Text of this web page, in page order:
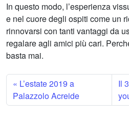
In questo modo, l’esperienza
e nel cuore degli ospiti come un
rinnovarsi con tanti vantaggi da
regalare agli amici più cari.
basta mai.
L’estate 2019 a
Palazzolo Acreide
Il